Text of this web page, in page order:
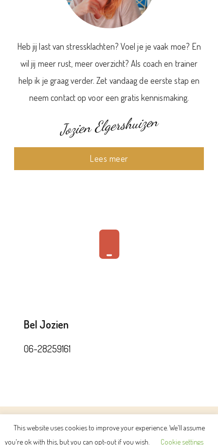
Heb jij last van stressklachten? Voel je je vaak moe? En
wil jij meer rust, meer overzicht? Als coach en trainer
help ik je graag verder. Zet vandaag de eerste stap en
neem contact op voor een gratis kennismaking.
Jozien Elgershuizen
Lees meer
Bel Jozien
06-28259161
© Copyright2026 CHOOSE YOUR WAY
. Alle rechten
voorbehouden.Success Coach | Ontwikkeld door
This website uses cookies to improve your experience. We'll assume
you're ok with this, but you can opt-out if you wish.
Cookie settings